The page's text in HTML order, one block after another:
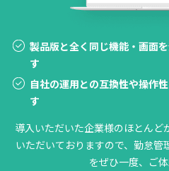
製品版と全く同じ機能・画面
す
自社の運用との互換性や操作
す
導入いただいた企業様のほとんど
いただいておりますので、勤怠管
をぜひ一度、ご